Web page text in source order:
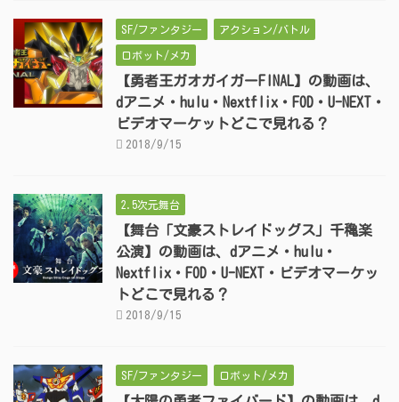
SF/ファンタジー アクション/バトル
ロボット/メカ
【勇者王ガオガイガーFINAL】の動画は、
dアニメ・hulu・Nextflix・FOD・U-NEXT・
ビデオマーケットどこで見れる？
2018/9/15
2.5次元舞台
【舞台「文豪ストレイドッグス」千穐楽
公演】の動画は、dアニメ・hulu・
Nextflix・FOD・U-NEXT・ビデオマーケッ
トどこで見れる？
2018/9/15
SF/ファンタジー ロボット/メカ